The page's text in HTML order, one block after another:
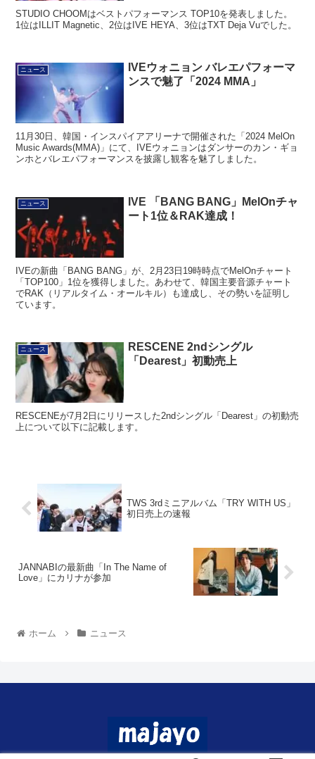
STUDIO CHOOMはベストパフォーマンス TOP10を発表しました。
1位はILLIT Magnetic、2位はIVE HEYA、3位はTXT Deja Vuでした。
ニュース
IVEウォニョン バレエパフォーマ
ンスで魅了「2024 MMA」
11月30日、韓国・インスパイアアリーナで開催された「2024 MelOn
Music Awards(MMA)」にて、IVEウォニョンはダンサーのカン・ギョ
ンホとバレエパフォーマンスを披露し観客を魅了しました。
ニュース
IVE 「BANG BANG」MelOnチャ
ート1位＆RAK達成！
IVEの新曲「BANG BANG」が、2月23日19時時点でMelOnチャート
「TOP100」1位を獲得しました。あわせて、韓国主要音源チャート
でRAK（リアルタイム・オールキル）も達成し、その勢いを証明し
ています。
ニュース
RESCENE 2ndシングル
「Dearest」初動売上
RESCENEが7月2日にリリースした2ndシングル「Dearest」の初動売
上について以下に記載します。
TWS 3rdミニアルバム「TRY WITH US」
初日売上の速報
JANNABIの最新曲「In The Name of
Love」にカリナが参加
ホーム ニュース